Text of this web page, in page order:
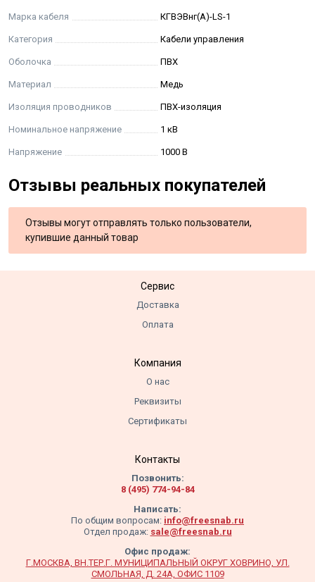
Марка кабеля КГВЭВнг(А)-LS-1
Категория Кабели управления
Оболочка ПВХ
Материал Медь
Изоляция проводников ПВХ-изоляция
Номинальное напряжение 1 кВ
Напряжение 1000 В
Отзывы реальных покупателей
Отзывы могут отправлять только пользователи,
купившие данный товар
Сервис
Доставка
Оплата
Компания
О нас
Реквизиты
Сертификаты
Контакты
Позвонить:
8 (495) 774-94-84
Написать:
По общим вопросам: info@freesnab.ru
Отдел продаж: sale@freesnab.ru
Офис продаж:
Г.МОСКВА, ВН.ТЕР.Г. МУНИЦИПАЛЬНЫЙ ОКРУГ ХОВРИНО, УЛ.
СМОЛЬНАЯ, Д. 24А, ОФИС 1109